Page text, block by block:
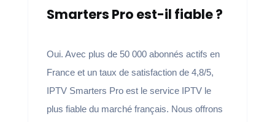
Smarters Pro est-il fiable ?
Oui. Avec plus de 50 000 abonnés actifs en
France et un taux de satisfaction de 4,8/5,
IPTV Smarters Pro est le service IPTV le
plus fiable du marché français. Nous offrons